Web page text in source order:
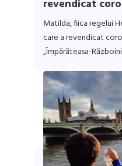
revendicat
Matilda, fiica regelui
care a revendicat
„Împărăteasa-